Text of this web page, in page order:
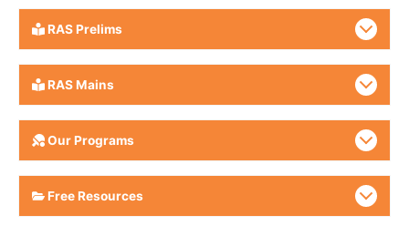
RAS Prelims
RAS Mains
Our Programs
Free Resources